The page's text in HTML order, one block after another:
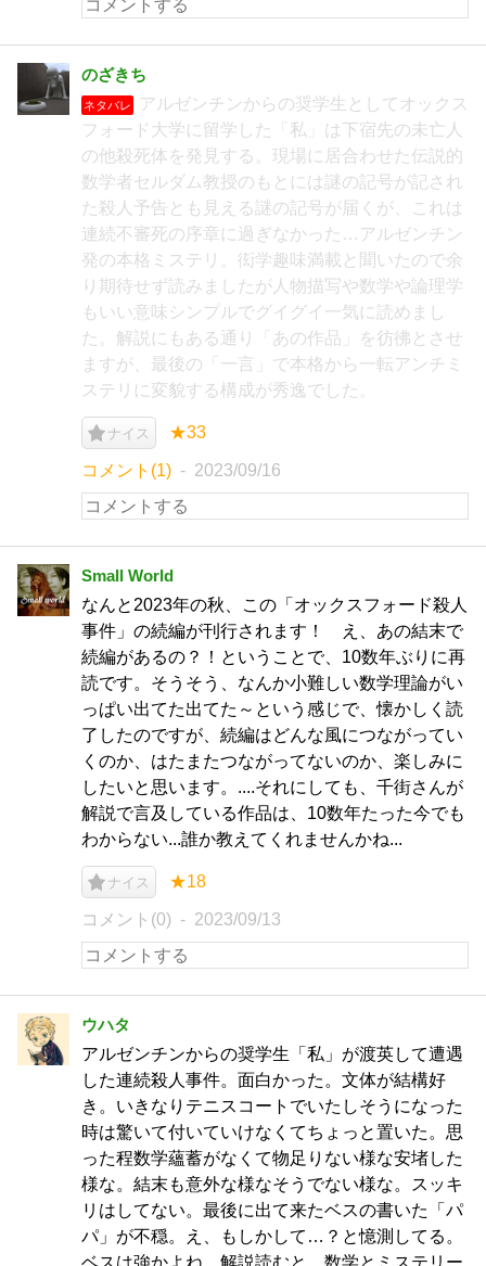
のざきち
ネタバレ
アルゼンチンからの奨学生としてオックス
フォード大学に留学した「私」は下宿先の未亡人
の他殺死体を発見する。現場に居合わせた伝説的
数学者セルダム教授のもとには謎の記号が記され
た殺人予告とも見える謎の記号が届くが、これは
連続不審死の序章に過ぎなかった…アルゼンチン
発の本格ミステリ。衒学趣味満載と聞いたので余
り期待せず読みましたが人物描写や数学や論理学
もいい意味シンプルでグイグイ一気に読めまし
た。解説にもある通り「あの作品」を彷彿とさせ
ますが、最後の「一言」で本格から一転アンチミ
ステリに変貌する構成が秀逸でした。
ナイス ★33
コメント(1) 2023/09/16
Small World
なんと2023年の秋、この「オックスフォード殺人
事件」の続編が刊行されます！ え、あの結末で
続編があるの？！ということで、10数年ぶりに再
読です。そうそう、なんか小難しい数学理論がい
っぱい出てた出てた～という感じで、懐かしく読
了したのですが、続編はどんな風につながってい
くのか、はたまたつながってないのか、楽しみに
したいと思います。....それにしても、千街さんが
解説で言及している作品は、10数年たった今でも
わからない...誰か教えてくれませんかね...
ナイス ★18
コメント(0) 2023/09/13
ウハタ
アルゼンチンからの奨学生「私」が渡英して遭遇
した連続殺人事件。面白かった。文体が結構好
き。いきなりテニスコートでいたしそうになった
時は驚いて付いていけなくてちょっと置いた。思
った程数学蘊蓄がなくて物足りない様な安堵した
様な。結末も意外な様なそうでない様な。スッキ
リはしてない。最後に出て来たベスの書いた「パ
パ」が不穏。え、もしかして…？と憶測してる。
ベスは強かよね。解説読むと、数学とミステリー